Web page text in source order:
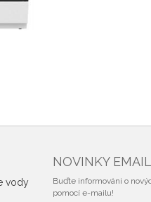
vody
NOVINKY
Buďte informováni o
pomocí e-mailu!